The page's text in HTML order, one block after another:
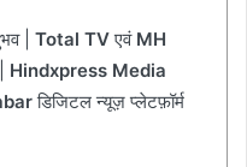
| Total TVएवं MH
Hindxpress Media
डिजिटल न्यूज़ प्लेटफ़ॉर्म